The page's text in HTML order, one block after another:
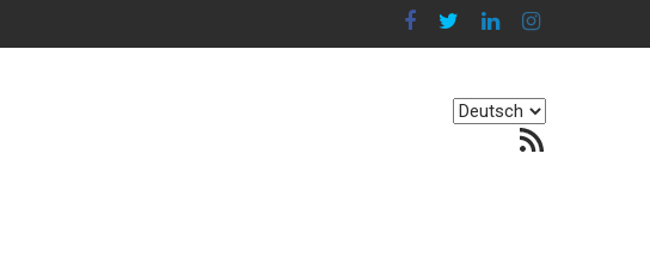
Sprache
auswählenRSS-Feed